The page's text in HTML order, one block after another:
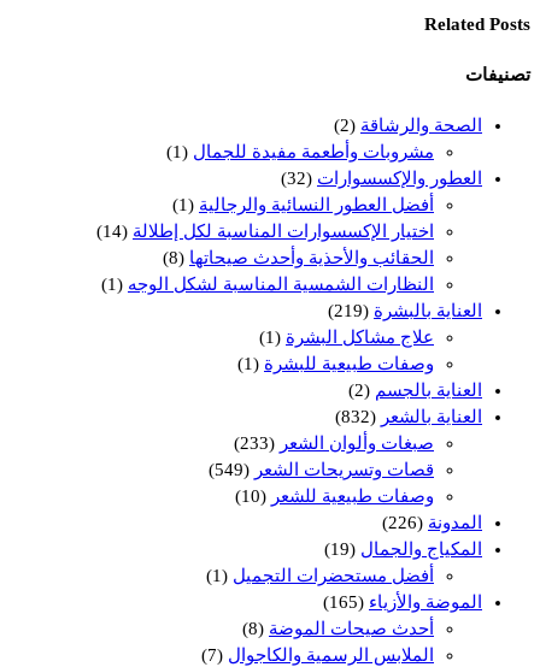
Related Posts
تصنيفات
الصحة والرشاقة (2)
مشروبات وأطعمة مفيدة للجمال (1)
العطور والإكسسوارات (32)
أفضل العطور النسائية والرجالية (1)
اختيار الإكسسوارات المناسبة لكل إطلالة (14)
الحقائب والأحذية وأحدث صيحاتها (8)
النظارات الشمسية المناسبة لشكل الوجه (1)
العناية بالبشرة (219)
علاج مشاكل البشرة (1)
وصفات طبيعية للبشرة (1)
العناية بالجسم (2)
العناية بالشعر (832)
صبغات وألوان الشعر (233)
قصات وتسريحات الشعر (549)
وصفات طبيعية للشعر (10)
المدونة (226)
المكياج والجمال (19)
أفضل مستحضرات التجميل (1)
الموضة والأزياء (165)
أحدث صيحات الموضة (8)
الملابس الرسمية والكاجوال (7)